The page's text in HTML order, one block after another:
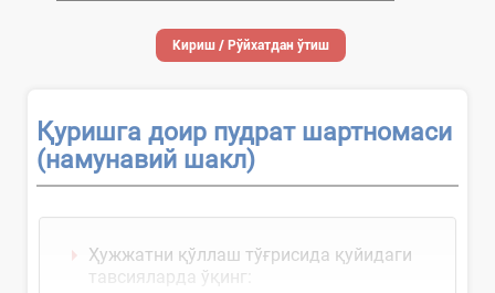
Кириш / Рўйхатдан ўтиш
Қуришга доир пудрат шартномаси
(намунавий шакл)
Ҳужжатни қўллаш тўғрисида қуйидаги
тавсияларда ўқинг: